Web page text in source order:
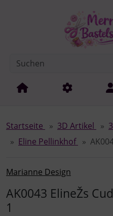
Springe zur Navigation
Startseite 3D Artikel
Eline Pellinkhof
Marianne Design
AK0043 ElineŽs
1